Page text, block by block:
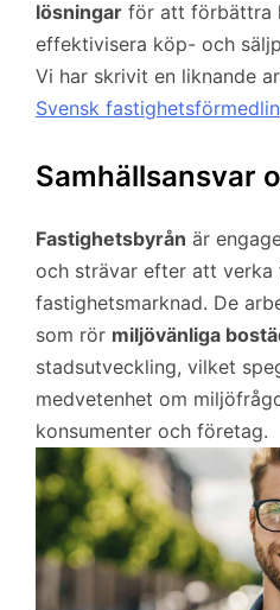
lösningar för att förbättra
effektivisera köp- och
Vi har skrivit en liknande
Svensk
Samhällsansvar
Fastighetsbyrån är
och strävar efter att verka
fastighetsmarknad. De
som rör miljövänliga
stadsutveckling, vilket
medvetenhet om
konsumenter och företag.